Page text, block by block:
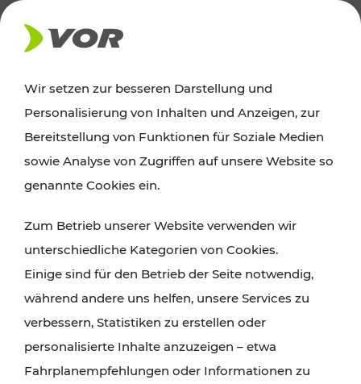
AKTUELLES
Ausflugstipps
Wien, Niederösterreich und das Burgenland
Wanderungen, Kultur und Gastronomie,
Radtouren oder purer Naturgenuss – viele
Attraktionen sind mit den Ticket- und Fahrplan-
Angeboten des VOR gut und schnell erreichbar.
Wir setzen zur besseren Darstellung und
Personalisierung von Inhalten und Anzeigen, zur
Bereitstellung von Funktionen für Soziale Medien
sowie Analyse von Zugriffen auf unsere Website so
genannte Cookies ein.
Zum Betrieb unserer Website verwenden wir
unterschiedliche Kategorien von Cookies.
Einige sind für den Betrieb der Seite notwendig,
während andere uns helfen, unsere Services zu
verbessern, Statistiken zu erstellen oder
personalisierte Inhalte anzuzeigen – etwa
Fahrplanempfehlungen oder Informationen zu